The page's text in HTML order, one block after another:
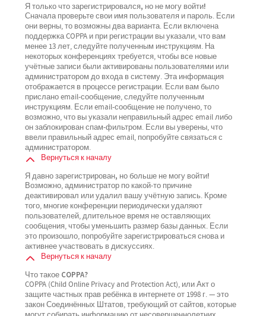
Я только что зарегистрировался, но не могу войти!
Сначала проверьте свои имя пользователя и пароль. Если
они верны, то возможны два варианта. Если включена
поддержка COPPA и при регистрации вы указали, что вам
менее 13 лет, следуйте полученным инструкциям. На
некоторых конференциях требуется, чтобы все новые
учётные записи были активированы пользователями или
администратором до входа в систему. Эта информация
отображается в процессе регистрации. Если вам было
прислано email-сообщение, следуйте полученным
инструкциям. Если email-сообщение не получено, то
возможно, что вы указали неправильный адрес email либо
он заблокирован спам-фильтром. Если вы уверены, что
ввели правильный адрес email, попробуйте связаться с
администратором.
Вернуться к началу
Я давно зарегистрирован, но больше не могу войти!
Возможно, администратор по какой-то причине
деактивировал или удалил вашу учётную запись. Кроме
того, многие конференции периодически удаляют
пользователей, длительное время не оставляющих
сообщения, чтобы уменьшить размер базы данных. Если
это произошло, попробуйте зарегистрироваться снова и
активнее участвовать в дискуссиях.
Вернуться к началу
Что такое COPPA?
COPPA (Child Online Privacy and Protection Act), или Акт о
защите частных прав ребёнка в интернете от 1998 г. — это
закон Соединённых Штатов, требующий от сайтов, которые